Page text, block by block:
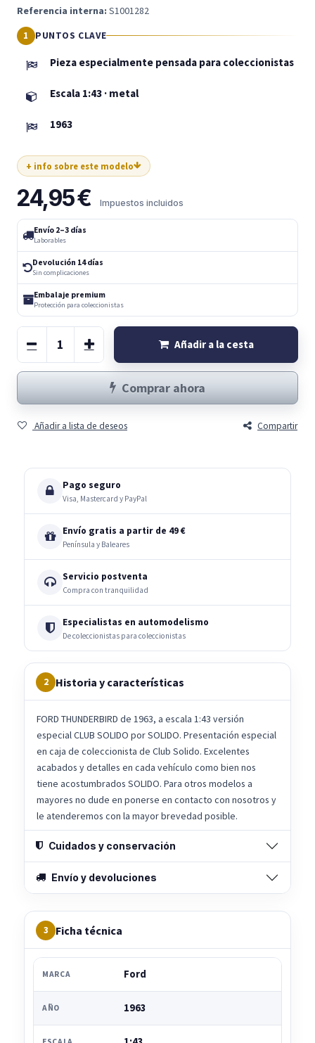
Referencia interna: S1001282
PUNTOS CLAVE
Pieza especialmente pensada para coleccionistas
Escala 1:43 · metal
1963
+ info sobre este modelo
24,95€ Impuestos incluidos
Envío 2–3 días
Laborables
Devolución 14 días
Sin complicaciones
Embalaje premium
Protección para coleccionistas
Añadir a la cesta
Comprar ahora
Añadir a lista de deseos Compartir
Pago seguro
Visa, Mastercard y PayPal
Envío gratis a partir de 49 €
Península y Baleares
Servicio postventa
Compra con tranquilidad
Especialistas en automodelismo
De coleccionistas para coleccionistas
2 Historia y características
FORD THUNDERBIRD de 1963, a escala 1:43 versión
especial CLUB SOLIDO por SOLIDO. Presentación especial
en caja de coleccionista de Club Solido. Excelentes
acabados y detalles en cada vehículo como bien nos
tiene acostumbrados SOLIDO. Para otros modelos a
mayores no dude en ponerse en contacto con nosotros y
le atenderemos con la mayor brevedad posible.
Cuidados y conservación
Envío y devoluciones
3 Ficha técnica
MARCA Ford
AÑO 1963